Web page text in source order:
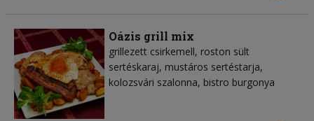
Oázis grill mix
grillezett csirkemell, roston sült
sertéskaraj, mustáros sertéstarja,
kolozsvári szalonna, bistro burgonya